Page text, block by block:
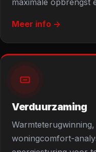
maximale opbrengst
Meer info ->
Verduurzaming
woningcomfort-